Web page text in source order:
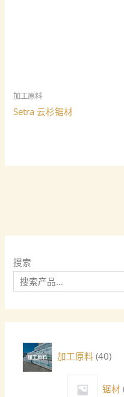
搜索
加工原料 40
锯材
加工原料
Setra 云杉锯材